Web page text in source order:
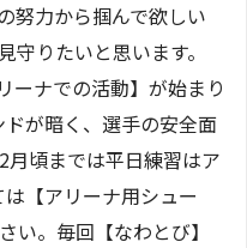
努力から掴んで欲しい
守りたいと思います。
ーナでの活動】が始まり
が暗く、選手の安全面
頃までは平日練習はア
【アリーナ用シュー
い。毎回【なわとび】